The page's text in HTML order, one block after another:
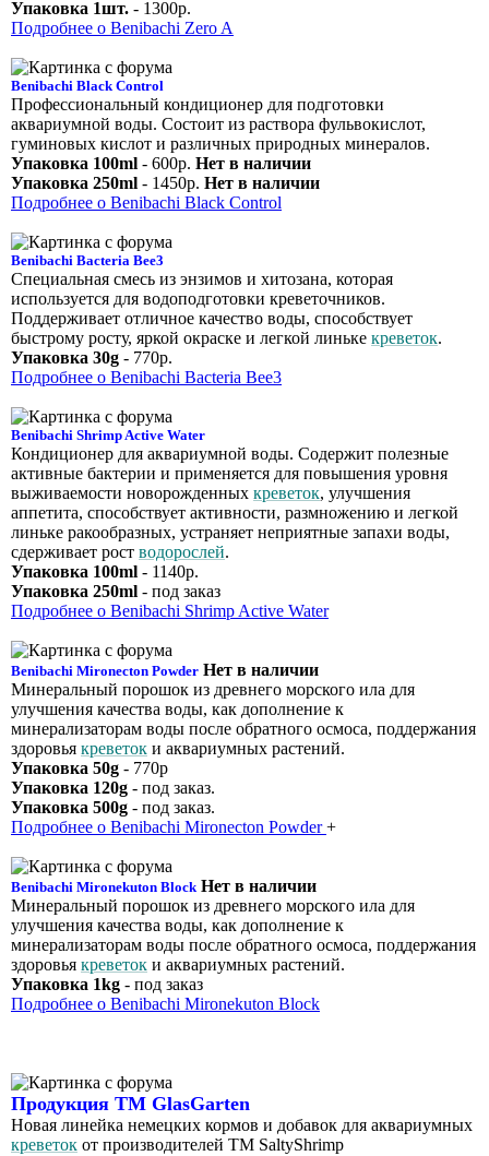
Упаковка 1шт. - 1300р.
Подробнее о Benibachi Zero A
Benibachi Black Control
Профессиональный кондиционер для подготовки
аквариумной воды. Состоит из раствора фульвокислот,
гуминовых кислот и различных природных минералов.
Упаковка 100ml - 600р. Нет в наличии
Упаковка 250ml - 1450р. Нет в наличии
Подробнее о Benibachi Black Control
Benibachi Bacteria Bee3
Специальная смесь из энзимов и хитозана, которая
используется для водоподготовки креветочников.
Поддерживает отличное качество воды, способствует
быстрому росту, яркой окраске и легкой линьке креветок.
Упаковка 30g - 770р.
Подробнее о Benibachi Bacteria Bee3
Benibachi Shrimp Active Water
Кондиционер для аквариумной воды. Содержит полезные
активные бактерии и применяется для повышения уровня
выживаемости новорожденных креветок, улучшения
аппетита, способствует активности, размножению и легкой
линьке ракообразных, устраняет неприятные запахи воды,
сдерживает рост водорослей.
Упаковка 100ml - 1140р.
Упаковка 250ml - под заказ
Подробнее о Benibachi Shrimp Active Water
Benibachi Mironecton Powder Нет в наличии
Минеральный порошок из древнего морского ила для
улучшения качества воды, как дополнение к
минерализаторам воды после обратного осмоса, поддержания
здоровья креветок и аквариумных растений.
Упаковка 50g - 770р
Упаковка 120g - под заказ.
Упаковка 500g - под заказ.
Подробнее о Benibachi Mironecton Powder+
Benibachi Mironekuton Block Нет в наличии
Минеральный порошок из древнего морского ила для
улучшения качества воды, как дополнение к
минерализаторам воды после обратного осмоса, поддержания
здоровья креветок и аквариумных растений.
Упаковка 1kg - под заказ
Подробнее о Benibachi Mironekuton Block
Продукция ТМ GlasGarten
Новая линейка немецких кормов и добавок для аквариумных
креветок от производителей ТМ SaltyShrimp